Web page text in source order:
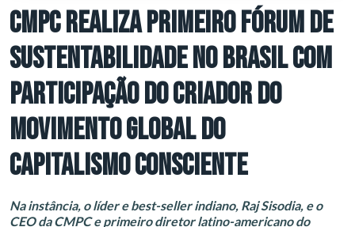
CMPC REALIZA PRIMEIRO FÓRUM DE
SUSTENTABILIDADE NO BRASIL COM
PARTICIPAÇÃO DO CRIADOR DO
MOVIMENTO GLOBAL DO
CAPITALISMO CONSCIENTE
Na instância, o líder e best-seller indiano, Raj Sisodia, e o
CEO da CMPC e primeiro diretor latino-americano do